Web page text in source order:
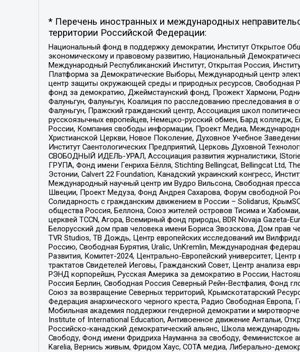
* Перечень иностранных и международных
территории Российской Федерации:
Национальный фонд в поддержку демократии, Институт Открытое
экономическому и правовому развитию, Национальный
Международный Республиканский Институт, Открытая Россия,
Платформа за Демократические Выборы, Международный центр
центр защиты окружающей среды и природных ресурсов, Свободная
фонд за демократию, Джеймстаунский фонд, Прожект Хармони,
Фалуньгун, Фалуньгун, Коалиция по расследованию преследования
Фалуньгун, Пражский гражданский центр, Ассоциация школ
русскоязычных европейцев, Немецко-русский обмен, Бард
России, Компания свободы информации, Проект Медиа,
Христианской Церкви, Новое Поколение, Духовное Учебное
Институт Саентологических Предприятий, Церковь Духовной
СВОБОДНЫЙ ИДЕЛЬ-УРАЛ, Ассоциация развития журналистики,
ГРУПА, Фонд имени Генриха Бёлля, Stichting Bellingcat, Bellingcat Ltd,
Эстонии, Calvert 22 Foundation, Канадский украинский конгресс,
Международный научный центр им Вудро Вильсона, Свободная
Швеции, Проект Медуза, Фонд Андрея Сахарова, Форум свободной
Солидарность с гражданским движением в России – Solidarus,
общества Россия, Беллона, Союз жителей островов Тисима и
церквей TCCN, Агора, Всемирный фонд природы, BDR Novaja Gazeta-
Белорусский дом прав человека имени Бориса Звозскова, Дом прав
TVR Studios, ТВ Дождь, Центр европейских исследований им
Россию, Свободная Бурятия, Uralic, UnKremlin, Международная
Развития, Комитет-2024, Центрально-Европейский университет,
трактатов Свидетелей Иеговы, Гражданский Совет, Центр анализа
РЭНД корпорейшн, Русская Америка за демократию в России,
Россия Берлин, Свободная Россия Северный Рейн-Вестфалия, Фонд
Союз за возвращение Северных территорий, Крымскотатарский
Федерация анархического черного креста, Радио Свободная
Мобильная академия поддержки гендерной демократии и
Institute of International Education, Антивоенное движение Антальи,
Российско-канадский демократический альянс, Школа
Свободу, Фонд имени Фридриха Науманна за свободу, Феминистское
Karelia, Вернись живым, Фридом Хаус, СОТА медиа, Либерально-